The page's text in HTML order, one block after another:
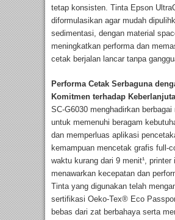
tetap konsisten. Tinta Epson
diformulasikan agar mudah
sedimentasi, dengan material
meningkatkan performa dan
cetak berjalan lancar tanpa
Performa Cetak Serbaguna
Komitmen terhadap
SC-G6030 menghadirkan berbagai
untuk memenuhi beragam
dan memperluas aplikasi
kemampuan mencetak grafis full-
waktu kurang dari 9 menit¹, printer
menawarkan kecepatan dan
Tinta yang digunakan telah
sertifikasi Oeko-Tex® Eco
bebas dari zat berbahaya serta